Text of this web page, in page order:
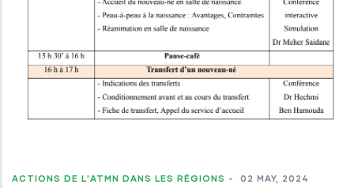
ACTIONS DE L'ATMN DANS LES RÉGIONS - 02 MAY, 2024